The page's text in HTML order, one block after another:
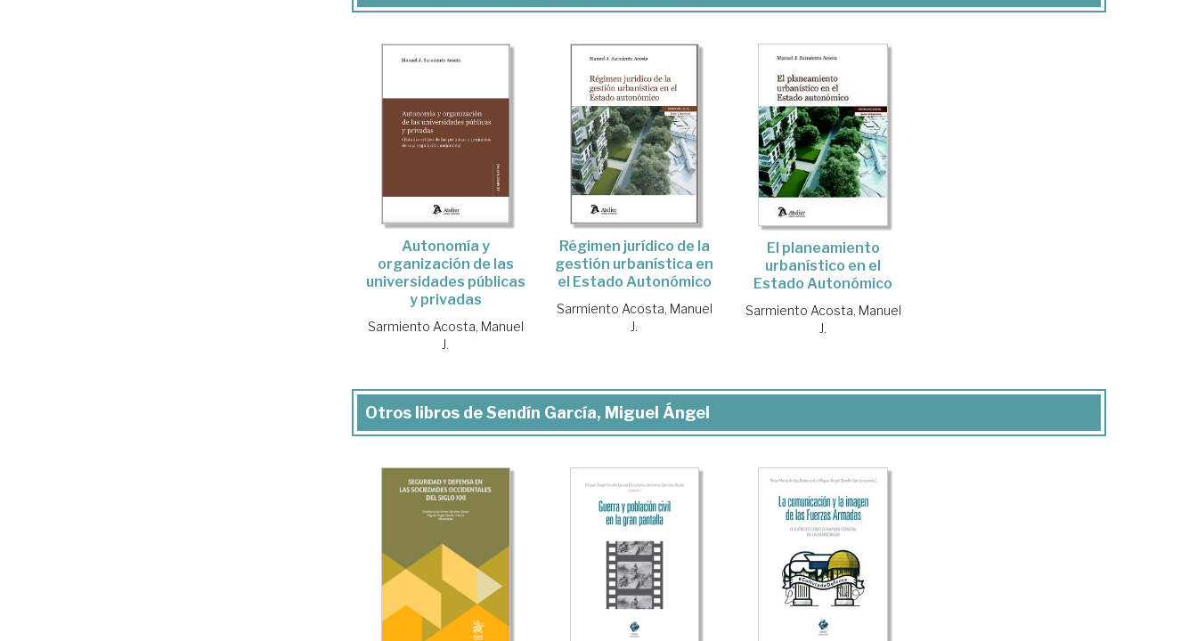
Autonomía y
organización de las
universidades públicas
y privadas
Sarmiento Acosta, Manuel
J.
Régimen jurídico de la
gestión urbanística en
el Estado Autonómico
Sarmiento Acosta, Manuel
J.
El planeamiento
urbanístico en el
Estado Autonómico
Sarmiento Acosta, Manuel
J.
Otros libros de Sendín García, Miguel Ángel